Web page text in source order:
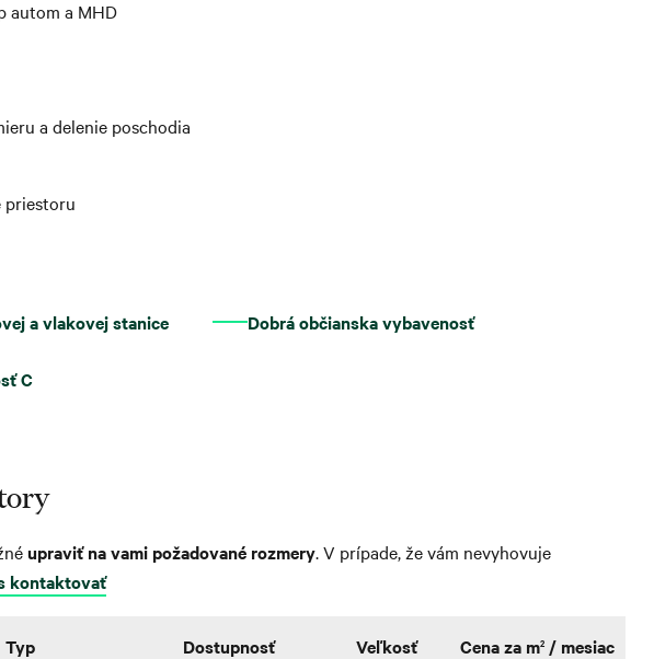
autom a MHD
a delenie poschodia
priestoru
a vlakovej stanice Dobrá občianska vybavenosť
C
upraviť na vami požadované rozmery. V prípade, že vám nevyhovuje
kontaktovať
Typ Dostupnosť Veľkosť Cena za m2 / mesiac